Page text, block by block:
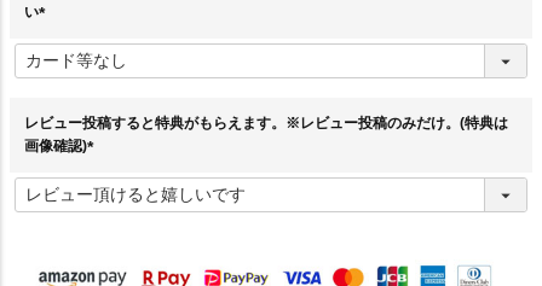
い
必
須
レビュー投稿すると特典がもらえます。※レビュー投稿のみだけ。(特典は
画像確認)
必
須